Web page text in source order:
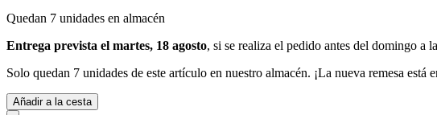
Quedan 7 unidades en almacén
Entrega prevista el martes, 18 agosto, si se realiza el pedido antes del domingo a
Solo quedan 7 unidades de este artículo en nuestro almacén. ¡La nueva remesa
Añadir a la cesta